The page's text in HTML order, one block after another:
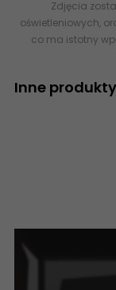
Zdjęcia
oświetleniowych,
co ma istotny
Inne